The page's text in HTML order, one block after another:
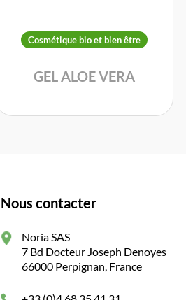
Cosmétique bio et bien être
GEL ALOE VERA
Nous contacter
Noria SAS
7 Bd Docteur Joseph Denoyes
66000 Perpignan, France